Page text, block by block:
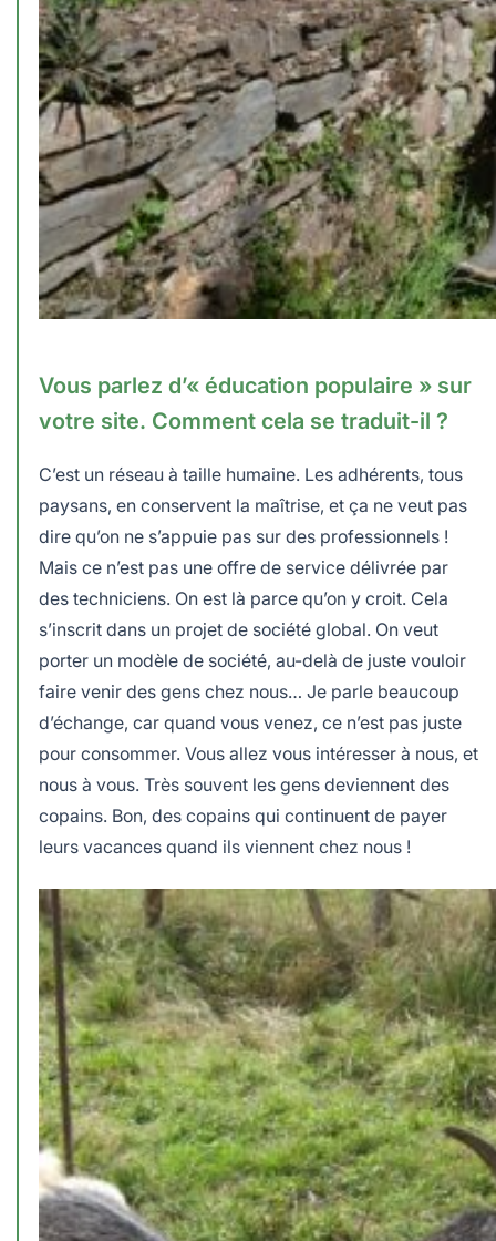
Vous parlez d’« éducation populaire » sur
votre site. Comment cela se traduit-il ?
C’est un réseau à taille humaine. Les adhérents, tous
paysans, en conservent la maîtrise, et ça ne veut pas
dire qu’on ne s’appuie pas sur des professionnels !
Mais ce n’est pas une offre de service délivrée par
des techniciens. On est là parce qu’on y croit. Cela
s’inscrit dans un projet de société global. On veut
porter un modèle de société, au-delà de juste vouloir
faire venir des gens chez nous… Je parle beaucoup
d’échange, car quand vous venez, ce n’est pas juste
pour consommer. Vous allez vous intéresser à nous, et
nous à vous. Très souvent les gens deviennent des
copains. Bon, des copains qui continuent de payer
leurs vacances quand ils viennent chez nous !